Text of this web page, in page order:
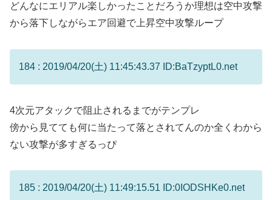
どんなにエリアル楽しかったことだろうか理想は空中攻撃
から落下しながらエア回避で上昇空中攻撃ループ
184 : 2019/04/20(土) 11:45:43.37 ID:BaTzyptL0.net
4次元アタックで阻止されるまでがテンプレ
傍から見てても何に当たって落とされてんのか全くわから
ない攻撃が多すぎるっぴ
185 : 2019/04/20(土) 11:49:15.51 ID:0IODSHKe0.net